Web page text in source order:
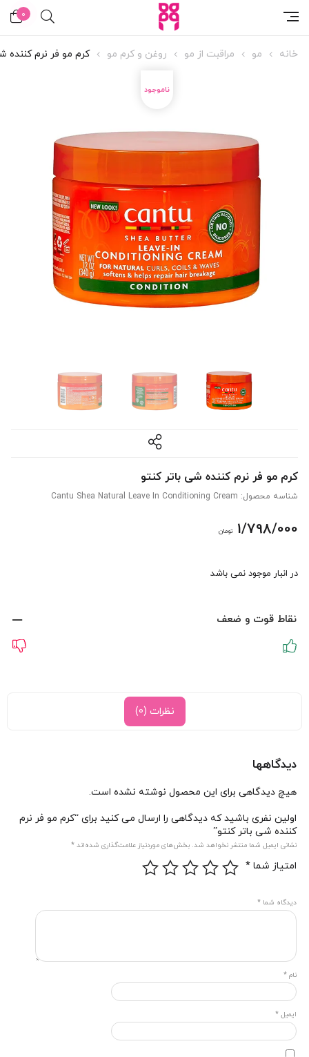
0
خانه مو مراقبت از مو روغن و کرم مو کرم مو فر نرم کننده
کرم مو فر نرم کننده شی باتر کنتو
شناسه محصول: Cantu Shea Natural Leave In Conditioning Cream
1/798/000 تومان
در انبار موجود نمی باشد
نقاط قوت و ضعف
نظرات (0)
دیدگاهها
هیچ دیدگاهی برای این محصول نوشته نشده است.
اولین نفری باشید که دیدگاهی را ارسال می کنید برای “کرم مو فر نرم
کننده شی باتر کنتو”
نشانی ایمیل شما منتشر نخواهد شد. بخش‌های موردنیاز علامت‌گذاری شده‌اند *
امتیاز شما *
دیدگاه شما *
نام *
ایمیل *